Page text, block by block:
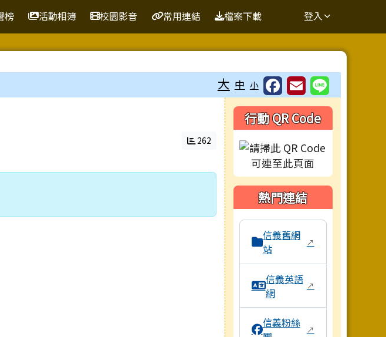
榜 活動相簿 校園影音 常用連結 檔案下載 登入
大 中 小
262
右邊區域內容
行動 QR Code
熱門連結
本區域包含校內外相關系統連結，
信義舊網
站
↗
信義英語
網
↗
信義粉絲
↗